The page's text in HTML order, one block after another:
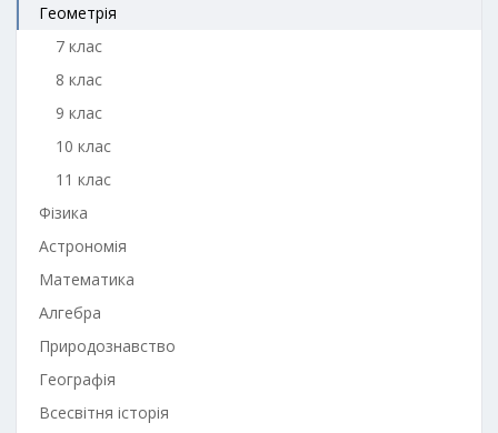
Геометрія
7 клас
8 клас
9 клас
10 клас
11 клас
Фізика
Астрономія
Математика
Алгебра
Природознавство
Географія
Всесвітня історія